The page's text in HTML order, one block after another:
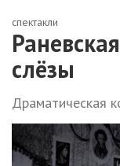
спектакли
слёзы
Драматическая